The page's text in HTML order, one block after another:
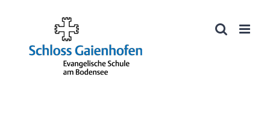
Werkzeugleiste öffnen
springen